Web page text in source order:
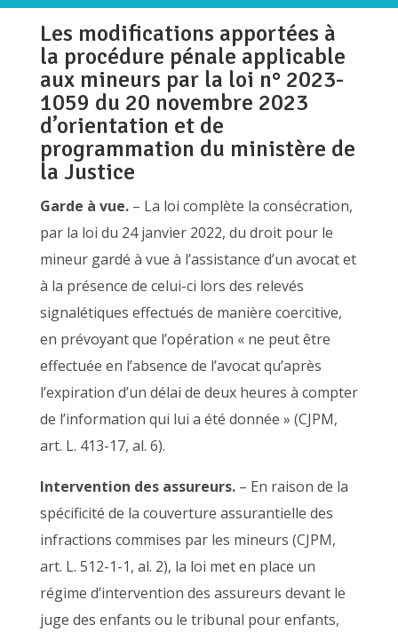
Les modifications apportées à
la procédure pénale applicable
aux mineurs par la loi n° 2023-
1059 du 20 novembre 2023
d’orientation et de
programmation du ministère de
la Justice
Garde à vue.– La loi complète la consécration,
par la loi du 24 janvier 2022, du droit pour le
mineur gardé à vue à l’assistance d’un avocat et
à la présence de celui-ci lors des relevés
signalétiques effectués de manière coercitive,
en prévoyant que l’opération « ne peut être
effectuée en l’absence de l’avocat qu’après
l’expiration d’un délai de deux heures à compter
de l’information qui lui a été donnée » (CJPM,
art. L. 413-17, al. 6).
Intervention des assureurs.– En raison de la
spécificité de la couverture assurantielle des
infractions commises par les mineurs (CJPM,
art. L. 512-1-1, al. 2), la loi met en place un
régime d’intervention des assureurs devant le
juge des enfants ou le tribunal pour enfants,